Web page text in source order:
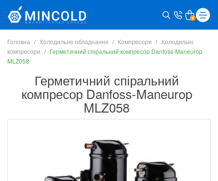
0
Головна Холодильне обладнання Компресори
Холодильні
компресори
Герметичний спіральний компресор Danfoss-Maneurop
MLZ058
Герметичний спіральний
компресор Danfoss-Maneurop
MLZ058